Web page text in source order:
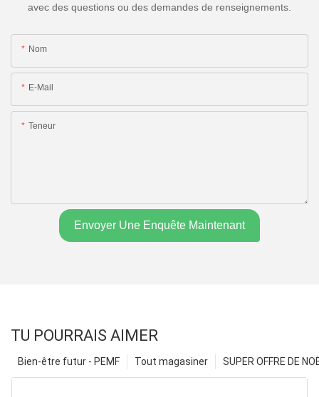
avec des questions ou des demandes de renseignements.
Nom
E-Mail
Teneur
Envoyer Une Enquête Maintenant
TU POURRAIS AIMER
SUPER OFFRE DE
Tout magasiner
Bien-être futur - PEMF